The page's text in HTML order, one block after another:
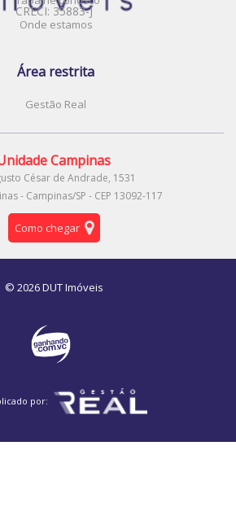
CRECI: 35883-J
Onde estamos
Área restrita
Gestão Real
Campinas
César de Andrade, 1531
- Campinas/SP - CEP 13092-117
Como chegar
© 2026 DUT Imóveis
por: